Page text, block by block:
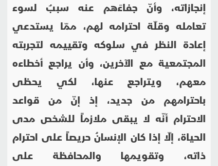
إنجازاته، وأنّ جفاءَهم عنه سببٌ لسوء
تعامله وقلّة احترامه لهم، ممّا يستدعي
إعادة النظر في سلوكه وتقييمه لتجربته
المجتمعية مع الآخرين، وأن يراجع أخطاءه
معهم، ويتراجع عنها، لكي يحظى
باحترامهم من جديد، إذ إنّ من قواعد
الاحترام أنّه لا يبقى ملازماً للشخص مدى
الحياة، إلّا إذا كان الإنسانُ حريصاً على احترام
ذاته، وتقويمها والمحافظة على